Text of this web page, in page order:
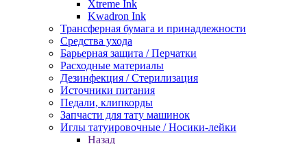
Xtreme Ink
Kwadron Ink
Трансферная бумага и принадлежности
Средства ухода
Барьерная защита / Перчатки
Расходные материалы
Дезинфекция / Стерилизация
Источники питания
Педали, клипкорды
Запчасти для тату машинок
Иглы татуировочные / Носики-лейки
Назад